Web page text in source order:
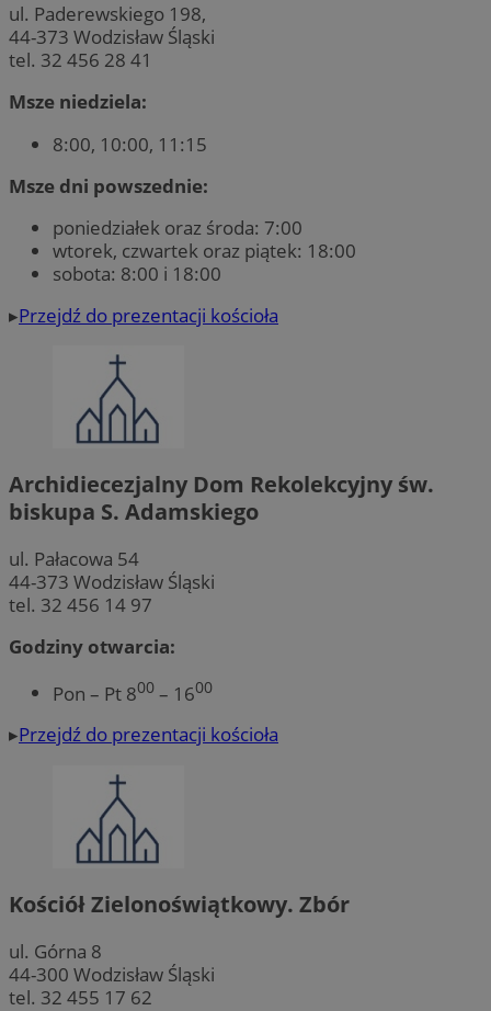
ul. Paderewskiego 198,
44-373 Wodzisław Śląski
tel. 32 456 28 41
Msze niedziela:
8:00, 10:00, 11:15
Msze dni powszednie:
poniedziałek oraz środa: 7:00
wtorek, czwartek oraz piątek: 18:00
sobota: 8:00 i 18:00
▸Przejdź do prezentacji kościoła
Archidiecezjalny Dom Rekolekcyjny św.
biskupa S. Adamskiego
ul. Pałacowa 54
44-373 Wodzisław Śląski
tel. 32 456 14 97
Godziny otwarcia:
Pon – Pt 800 – 1600
▸Przejdź do prezentacji kościoła
Kościół Zielonoświątkowy. Zbór
ul. Górna 8
44-300 Wodzisław Śląski
tel. 32 455 17 62